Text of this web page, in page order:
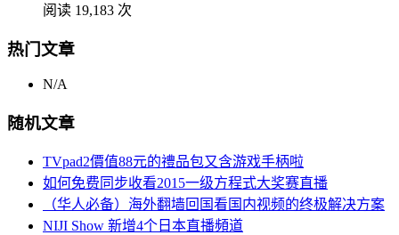
阅读 19,183 次
热门文章
N/A
随机文章
TVpad2價值88元的禮品包又含游戏手柄啦
如何免费同步收看2015一级方程式大奖赛直播
（华人必备）海外翻墙回国看国内视频的终极解决方案
NIJI Show 新增4个日本直播頻道